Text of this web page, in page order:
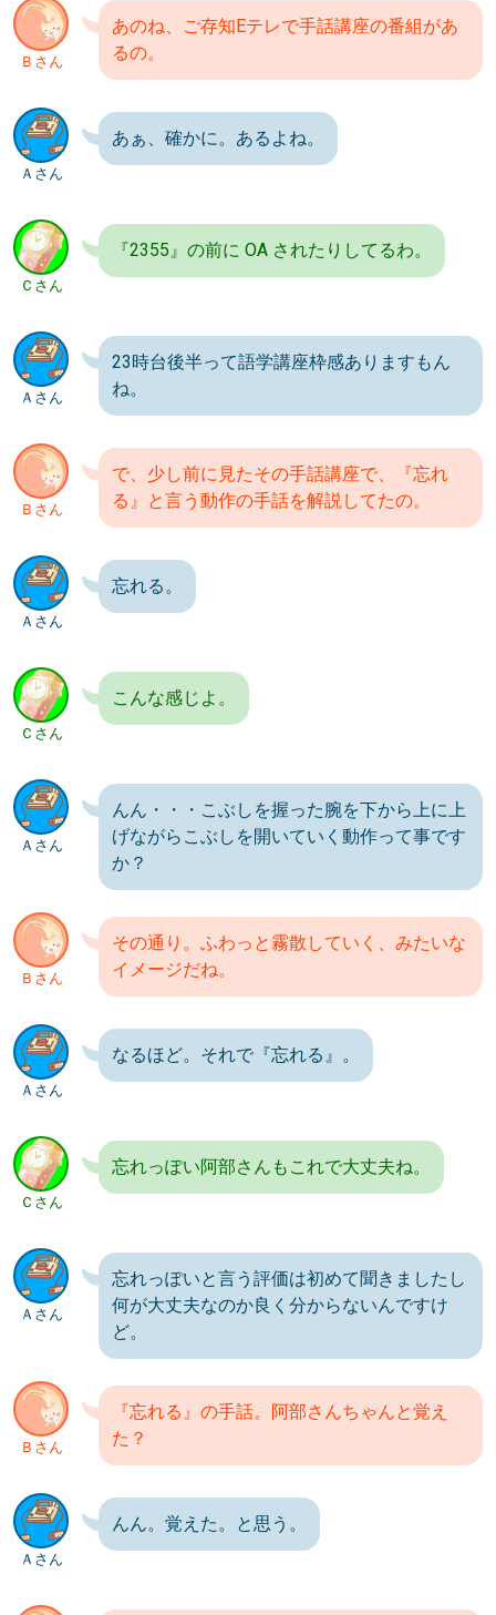
Ｂさん
あのね、ご存知Eテレで手話講座の番組があ
るの。
Ａさん
あぁ、確かに。あるよね。
Ｃさん
『2355』の前に OA されたりしてるわ。
Ａさん
23時台後半って語学講座枠感ありますもん
ね。
Ｂさん
で、少し前に見たその手話講座で、『忘れ
る』と言う動作の手話を解説してたの。
Ａさん
忘れる。
Ｃさん
こんな感じよ。
Ａさん
んん・・・こぶしを握った腕を下から上に上
げながらこぶしを開いていく動作って事です
か？
Ｂさん
その通り。ふわっと霧散していく、みたいな
イメージだね。
Ａさん
なるほど。それで『忘れる』。
Ｃさん
忘れっぽい阿部さんもこれで大丈夫ね。
Ａさん
忘れっぽいと言う評価は初めて聞きましたし
何が大丈夫なのか良く分からないんですけ
ど。
Ｂさん
『忘れる』の手話。阿部さんちゃんと覚え
た？
Ａさん
んん。覚えた。と思う。